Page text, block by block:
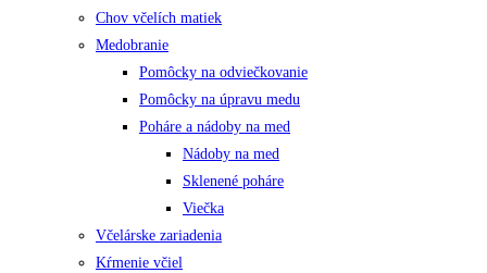
Chov včelích matiek
Medobranie
Pomôcky na odviečkovanie
Pomôcky na úpravu medu
Poháre a nádoby na med
Nádoby na med
Sklenené poháre
Viečka
Včelárske zariadenia
Kŕmenie včiel